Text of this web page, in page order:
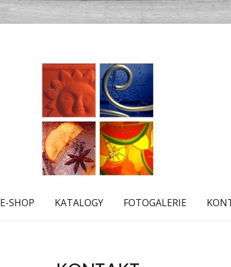
E-SHOP KATALOGY FOTOGALERIE